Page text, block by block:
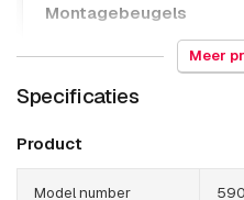
Montagebeugels
AXIS T91G61 Wall Mount
AXIS T91G61 Wall Mount Grey
AXIS TQ5001-E Wall-and-
Meer
Specificaties
Product
Model number